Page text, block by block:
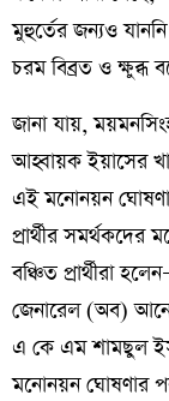
মুহুর্তের জন্যও
চরম বিব্রত ও ক্ষুব্ধ
জানা যায়,
আহ্বায়ক ইয়াসের
এই মনোনয়ন
প্রার্থীর
বঞ্চিত প্রার্থীরা
জেনারেল (অব)
এ কে এম শামছুল
মনোনয়ন ঘোষণার